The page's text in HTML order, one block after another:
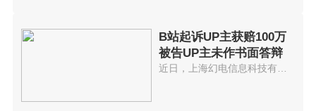
B站起诉UP主获赔100万
被告UP主未作书面答辩
近日，上海幻电信息科技有限公司...